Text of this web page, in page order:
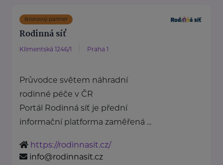
Bronzový partner
Rodinná síť
Klimentská 1246/1 Praha 1
Průvodce světem náhradní
rodinné péče v ČR
Portál Rodinná síť je přední
informační platforma zaměřená ...
https://rodinnasit.cz/
info@rodinnasit.cz